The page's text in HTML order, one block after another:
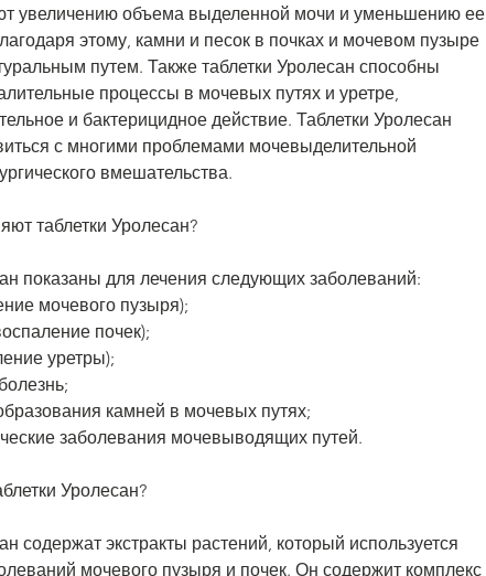
увеличению объема выделенной мочи и уменьшению ее
этому, камни и песок в почках и мочевом пузыре
путем. Также таблетки Уролесан способны
процессы в мочевых путях и уретре,
и бактерицидное действие. Таблетки Уролесан
с многими проблемами мочевыделительной
вмешательства.
таблетки Уролесан?
показаны для лечения следующих заболеваний:
мочевого пузыря);
почек);
уретры);
камней в мочевых путях;
заболевания мочевыводящих путей.
Уролесан?
содержат экстракты растений, который используется
мочевого пузыря и почек. Он содержит комплекс